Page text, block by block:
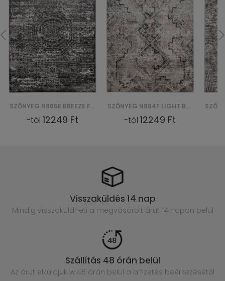
SZŐNYEG N865E BREEZE FVI - CZARNY
-tól 12249 Ft
SZŐNYEG N864F LIGHT BREEZE FVI - SZARY
-tól12249 Ft
Visszaküldés 14 nap
Mindig visszaküldheti a megvásárolt árut 14 napon belül
Szállítás 48 órán belül
Az árút elküldjük w 48 órán belül a a fizetés beérkezésétől